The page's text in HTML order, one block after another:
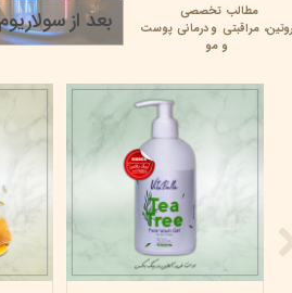
روتین،مراقبتی ودرمانی پوست
و مو